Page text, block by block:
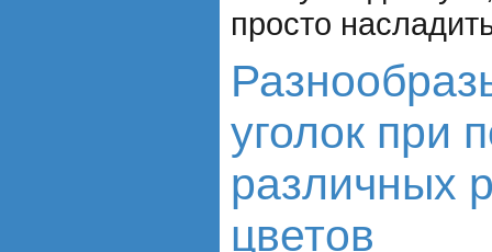
просто
уголок при
различных
цветов